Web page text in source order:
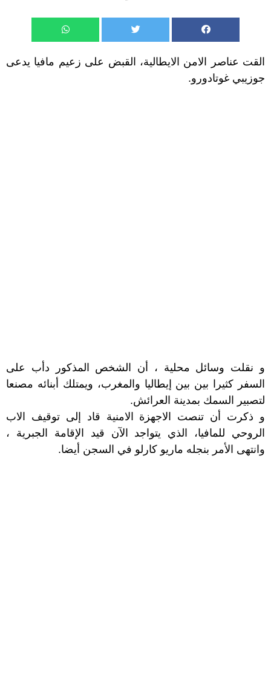
القت عناصر الامن الايطالية، القبض على زعيم مافيا يدعى
جوزيبي غوتادورو.
و نقلت وسائل محلية ، أن الشخص المذكور دأب على
السفر كثيرا بين بين إيطاليا والمغرب، ويمتلك أبنائه مصنعا
لتصبير السمك بمدينة العرائش.
و ذكرت أن تنصت الاجهزة الامنية قاد إلى توقيف الاب
الروحي للمافيا، الذي يتواجد الآن قيد الإقامة الجبرية ،
وانتهى الأمر بنجله ماريو كارلو في السجن أيضا.